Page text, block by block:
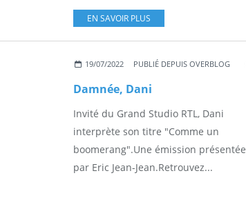
EN SAVOIR PLUS
19/07/2022 PUBLIÉ DEPUIS OVERBLOG
Damnée, Dani
Invité du Grand Studio RTL, Dani
interprète son titre "Comme un
boomerang".Une émission présentée
par Eric Jean-Jean.Retrouvez...